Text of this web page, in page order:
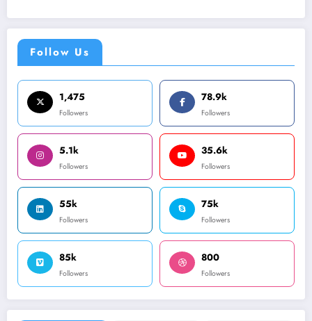
Follow Us
1,475
Followers
78.9k
Followers
5.1k
Followers
35.6k
Followers
55k
Followers
75k
Followers
85k
Followers
800
Followers